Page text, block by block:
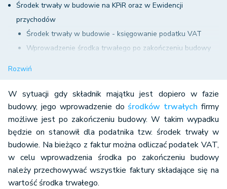
Środek trwały w budowie na KPiR oraz w Ewidencji
przychodów
Środek trwały w budowie - księgowanie podatku VAT
Wprowadzenie środka trwałego po zakończeniu budowy
Środek trwały w budowie a amortyzacja
Środek trwały w budowie a pełne księgi rachunkowe
Księgowanie wydatków związanych ze środkiem trwałym
w budowie
Zestawienie faktur związanych ze środkiem trwałym w
budowie
Zakończenie budowy środka trwałego - oddanie do użytku
Rozwiń
W sytuacji gdy składnik majątku jest dopiero w fazie
budowy, jego wprowadzenie do środków trwałych firmy
możliwe jest po zakończeniu budowy. W takim wypadku
będzie on stanowił dla podatnika tzw. środek trwały w
budowie. Na bieżąco z faktur można odliczać podatek VAT,
w celu wprowadzenia środka po zakończeniu budowy
należy przechowywać wszystkie faktury składające się na
wartość środka trwałego.